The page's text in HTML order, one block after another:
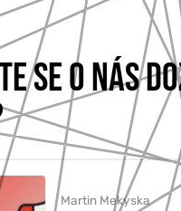
SE O NÁS
Martin Mekyska